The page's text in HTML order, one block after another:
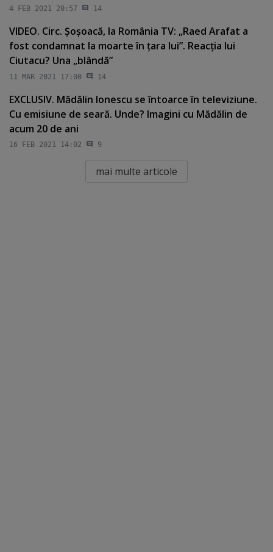
4 FEB 2021 20:57 14
VIDEO. Circ. Şoşoacă, la România TV: „Raed Arafat a
fost condamnat la moarte în ţara lui”. Reacţia lui
Ciutacu? Una „blândă”
11 MAR 2021 17:00 14
EXCLUSIV. Mădălin Ionescu se întoarce în televiziune.
Cu emisiune de seară. Unde? Imagini cu Mădălin de
acum 20 de ani
16 FEB 2021 14:02 9
mai multe articole